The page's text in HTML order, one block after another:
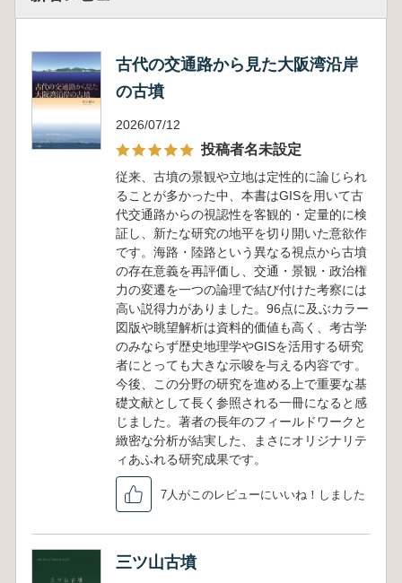
古代の交通路から見た大阪湾沿岸
の古墳
2026/07/12
投稿者名未設定
従来、古墳の景観や立地は定性的に論じられ
ることが多かった中、本書はGISを用いて古
代交通路からの視認性を客観的・定量的に検
証し、新たな研究の地平を切り開いた意欲作
です。海路・陸路という異なる視点から古墳
の存在意義を再評価し、交通・景観・政治権
力の変遷を一つの論理で結び付けた考察には
高い説得力がありました。96点に及ぶカラー
図版や眺望解析は資料的価値も高く、考古学
のみならず歴史地理学やGISを活用する研究
者にとっても大きな示唆を与える内容です。
今後、この分野の研究を進める上で重要な基
礎文献として長く参照される一冊になると感
じました。著者の長年のフィールドワークと
緻密な分析が結実した、まさにオリジナリテ
ィあふれる研究成果です。
7人がこのレビューにいいね！しました
三ツ山古墳